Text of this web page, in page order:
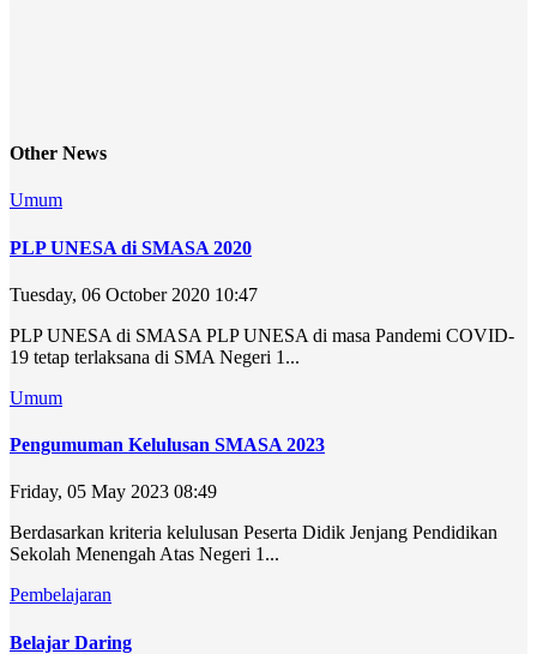
Other News
Umum
PLP UNESA di SMASA 2020
Tuesday, 06 October 2020 10:47
PLP UNESA di SMASA PLP UNESA di masa Pandemi COVID-
19 tetap terlaksana di SMA Negeri 1...
Umum
Pengumuman Kelulusan SMASA 2023
Friday, 05 May 2023 08:49
Berdasarkan kriteria kelulusan Peserta Didik Jenjang Pendidikan
Sekolah Menengah Atas Negeri 1...
Pembelajaran
Belajar Daring